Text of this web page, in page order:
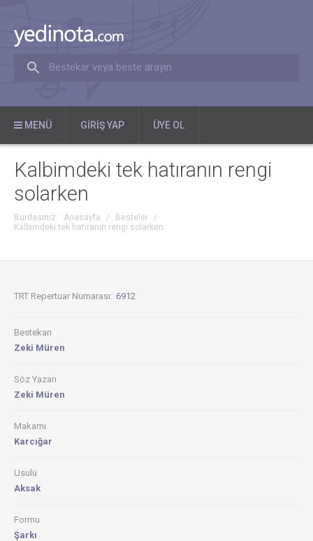
Bestekar veya beste arayın
MENÜ GIRIŞ YAP ÜYE OL
Kalbimdeki tek hatıranın rengi
solarken
Burdasınız: Anasayfa / Besteler
/
Kalbimdeki tek hatıranın rengi solarken
TRT Repertuar Numarası: 6912
Bestekarı
Zeki Müren
Söz Yazarı
Zeki Müren
Makamı
Karcığar
Usulü
Aksak
Formu
Şarkı